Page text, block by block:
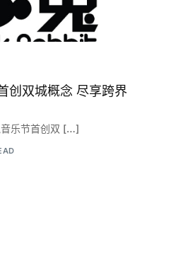
创双城概念 尽享跨界
乐节首创双 […]